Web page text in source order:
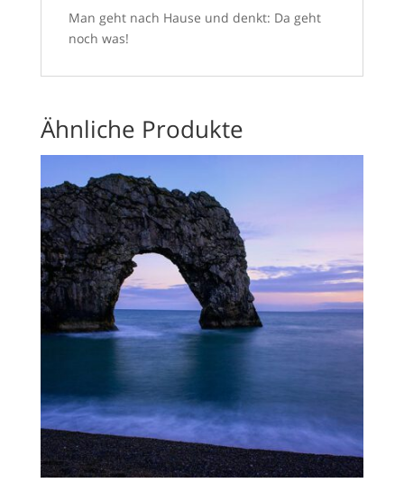
Man geht nach Hause und denkt: Da geht
noch was!
Ähnliche Produkte